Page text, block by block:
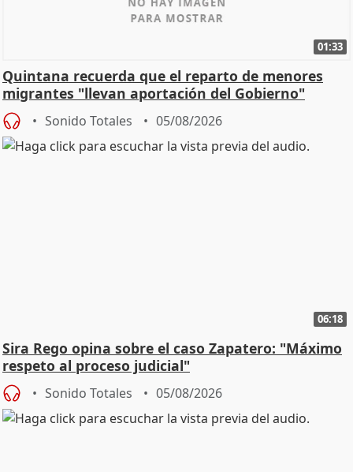
01:33
Quintana recuerda que el reparto de menores
migrantes "llevan aportación del Gobierno"
central
Sonido Totales 05/08/2026
06:18
Sira Rego opina sobre el caso Zapatero: "Máximo
respeto al proceso judicial"
Sonido Totales 05/08/2026